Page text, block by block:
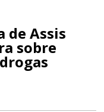
de Assis
sobre